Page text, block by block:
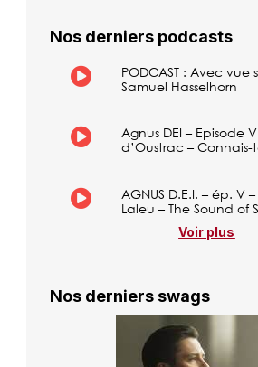
Nos derniers podcasts
PODCAST : Avec vue
Samuel Hasselhorn
Agnus DEI – Episode
d’Oustrac –
AGNUS D.E.I. – ép. V
Laleu – The Sound of
Voir plus
Nos derniers swags